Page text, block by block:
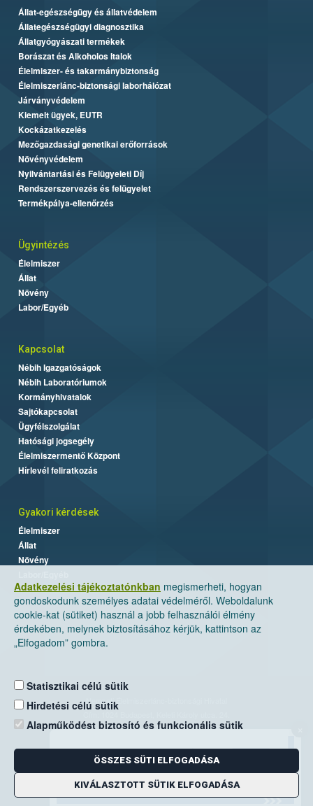
Adatkezelési tájékoztatónkban megismerheti, hogyan
gondoskodunk személyes adatai védelméről. Weboldalunk
cookie-kat (sütiket) használ a jobb felhasználói élmény
érdekében, melynek biztosításához kérjük, kattintson az
„Elfogadom” gombra.
Statisztikai célú sütik
Hirdetési célú sütik
Alapműködést biztosító és funkcionális sütik
ÖSSZES SÜTI ELFOGADÁSA
KIVÁLASZTOTT SÜTIK ELFOGADÁSA
Állat-egészségügy és állatvédelem
Állategészségügyi diagnosztika
Állatgyógyászati termékek
Borászat és Alkoholos Italok
Élelmiszer- és takarmánybiztonság
Élelmiszerlánc-biztonsági laborhálózat
Járványvédelem
Kiemelt ügyek, EUTR
Kockázatkezelés
Mezőgazdasági genetikai erőforrások
Növényvédelem
Nyilvántartási és Felügyeleti Díj
Rendszerszervezés és felügyelet
Termékpálya-ellenőrzés
Ügyintézés
Élelmiszer
Állat
Növény
Labor/Egyéb
Kapcsolat
Nébih Igazgatóságok
Nébih Laboratóriumok
Kormányhivatalok
Sajtókapcsolat
Ügyfélszolgálat
Hatósági jogsegély
Élelmiszermentő Központ
Hírlevél feliratkozás
Gyakori kérdések
Élelmiszer
Állat
Növény
Nemzeti Élelmiszerlánc-biztonsági Hivatal
Levelezési cím: 1525 Budapest. Pf. 30.
E-mail:ugyfelszolgalat@nebih.gov.hu
Zöld szám: 06-80/263-244
Telefon: 06-1/ 336-9000